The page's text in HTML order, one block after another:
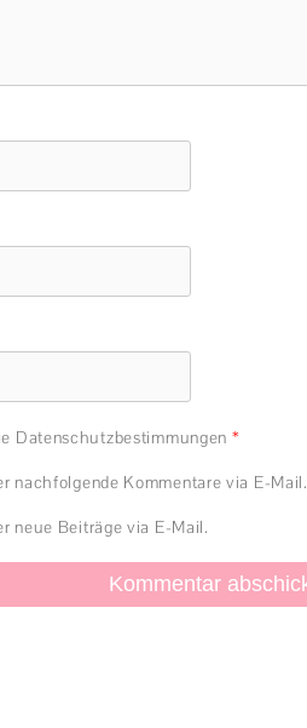
Datenschutzbestimmungen *
nachfolgende Kommentare via E-Mail.
neue Beiträge via E-Mail.